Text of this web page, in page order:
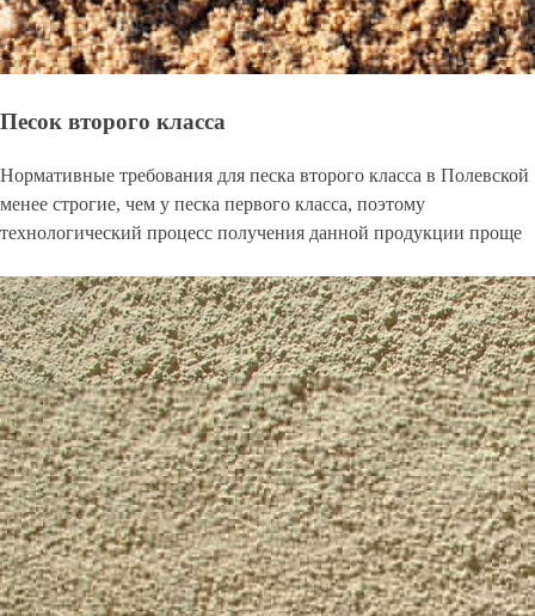
Песок второго класса
Нормативные требования для песка второго класса в Полевской
менее строгие, чем у песка первого класса, поэтому
технологический процесс получения данной продукции проще